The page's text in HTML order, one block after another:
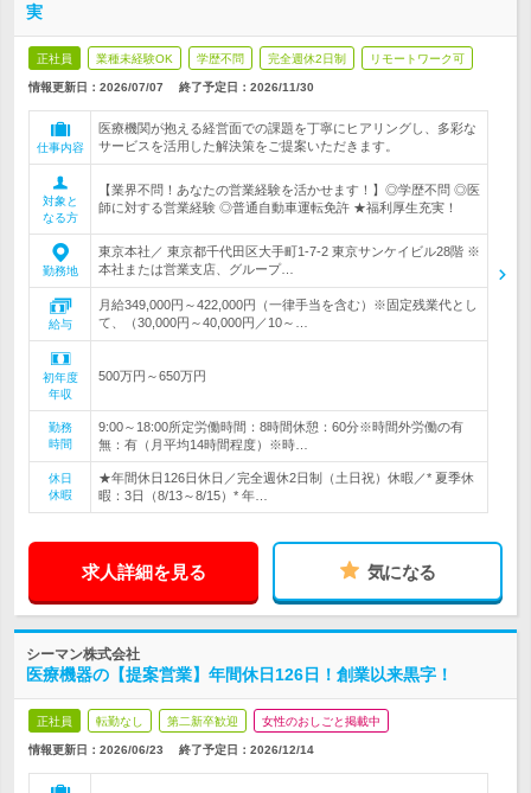
実
正社員 業種未経験OK 学歴不問 完全週休2日制 リモートワーク可
情報更新日：2026/07/07 終了予定日： 2026/11/30
仕事内容
医療機関が抱える経営面での課題を丁寧にヒアリングし、多彩な
サービスを活用した解決策をご提案いただきます。
対象と
なる方
【業界不問！あなたの営業経験を活かせます！】◎学歴不問 ◎医
師に対する営業経験 ◎普通自動車運転免許 ★福利厚生充実！
勤務地
東京本社／ 東京都千代田区大手町1-7-2 東京サンケイビル28階 ※
本社または営業支店、グループ…
給与
月給349,000円～422,000円（一律手当を含む）※固定残業代とし
て、（30,000円～40,000円／10～…
初年度
年収
500万円～650万円
勤務
時間
9:00～18:00所定労働時間：8時間休憩：60分※時間外労働の有
無：有（月平均14時間程度）※時…
休日
休暇
★年間休日126日休日／完全週休2日制（土日祝）休暇／* 夏季休
暇：3日（8/13～8/15）* 年…
求人詳細を見る 気になる
シーマン株式会社
医療機器の【提案営業】年間休日126日！創業以来黒字！
正社員 転勤なし 第二新卒歓迎 女性のおしごと掲載中
情報更新日：2026/06/23 終了予定日： 2026/12/14